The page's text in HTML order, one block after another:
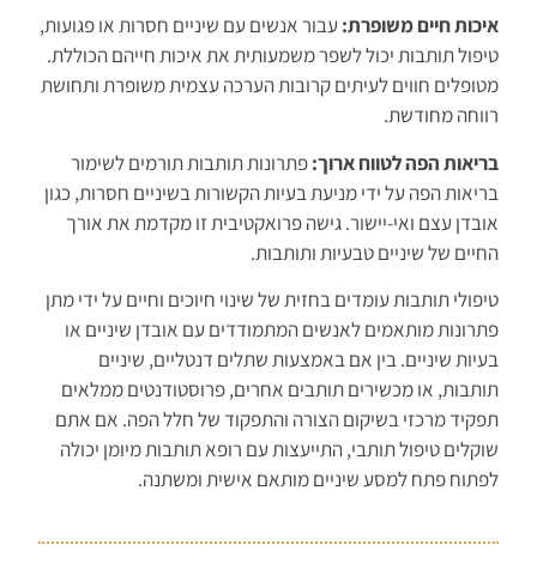
איכות חיים משופרת: עבור אנשים עם שיניים חסרות או פגועות,
טיפול תותבות יכול לשפר משמעותית את איכות חייהם הכוללת.
מטופלים חווים לעיתים קרובות הערכה עצמית משופרת ותחושת
רווחה מחודשת.
בריאות הפה לטווח ארוך:פתרונות תותבות תורמים לשימור
בריאות הפה על ידי מניעת בעיות הקשורות בשיניים חסרות, כגון
אובדן עצם ואי-יישור. גישה פרואקטיבית זו מקדמת את אורך
החיים של שיניים טבעיות ותותבות.
טיפולי תותבות עומדים בחזית של שינוי חיוכים וחיים על ידי מתן
פתרונות מותאמים לאנשים המתמודדים עם אובדן שיניים או
בעיות שיניים. בין אם באמצעות שתלים דנטליים, שיניים
תותבות, או מכשירים תותבים אחרים, פרוסטודנטים ממלאים
תפקיד מרכזי בשיקום הצורה והתפקוד של חלל הפה. אם אתם
שוקלים טיפול תותבי, התייעצות עם רופא תותבות מיומן יכולה
לפתוח פתח למסע שיניים מותאם אישית ומשתנה.